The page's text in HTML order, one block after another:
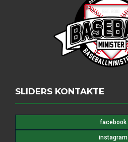
SLIDERS KONTAKTE
facebook
instagram